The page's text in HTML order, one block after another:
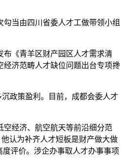
当由四川省委人才工做带领小组
《青羊区财产园区人才需求清
济范畴人才缺位问题出台专项搀
政策盈利。目前，成都会委人才
经济、航空航天等前沿细分范
认为补齐人才短板是财产做大做
评价。涉企办事取人才办事事项